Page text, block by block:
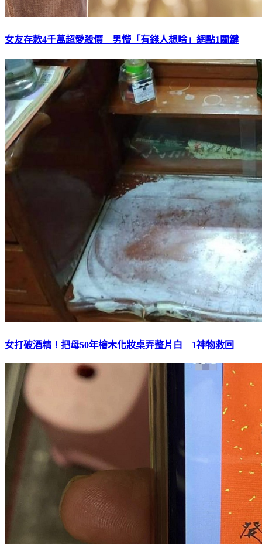
女友存款4千萬超愛殺價 男懵「有錢人想啥」網點1關鍵
女打破酒精！把母50年檜木化妝桌弄整片白 1神物救回